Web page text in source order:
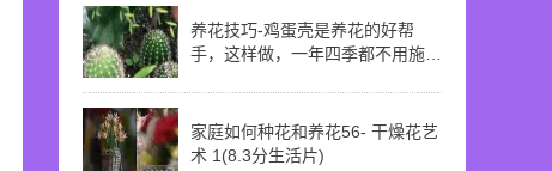
养花技巧-鸡蛋壳是养花的好帮
手，这样做，一年四季都不用施肥
家庭如何种花和养花56- 干燥花艺
术 1(8.3分生活片)